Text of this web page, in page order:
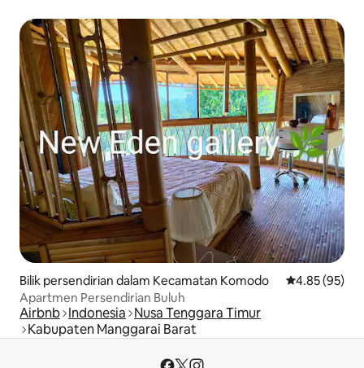
Bilik persendirian dalam Kecamatan Komodo Penarafan
4.85 (95)
Apartmen Persendirian Buluh
Airbnb Indonesia Nusa Tenggara Timur
Kabupaten Manggarai Barat